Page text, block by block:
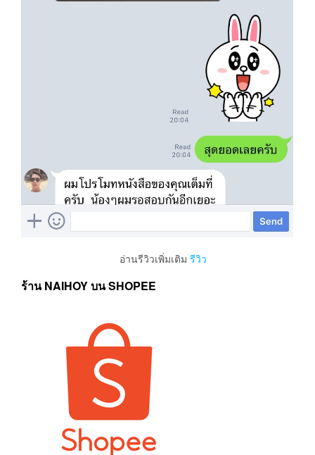
อ่านรีวิวเพิ่มเติม รีวิว
ร้าน NAIHOY บน SHOPEE